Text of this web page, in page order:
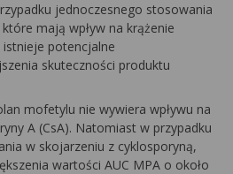
jednoczesnego stosowania
mają wpływ na krążenie
potencjalne
skuteczności produktu
mofetylu nie wywiera wpływu na
A (CsA). Natomiast w przypadku
w skojarzeniu z cyklosporyną,
wartości AUC MPA o około